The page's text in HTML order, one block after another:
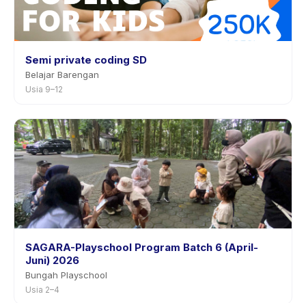
Semi private coding SD
Belajar Barengan
Usia 9–12
SAGARA-Playschool Program Batch 6 (April-
Juni) 2026
Bungah Playschool
Usia 2–4